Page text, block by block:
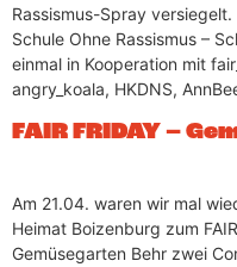
Rassismus-Spray
Schule Ohne Rassismus –
einmal in Kooperation mit
angry_koala, HKDNS,
FAIR FRIDAY –
Am 21.04. waren wir mal
Heimat Boizenburg zum
Gemüsegarten Behr zwei